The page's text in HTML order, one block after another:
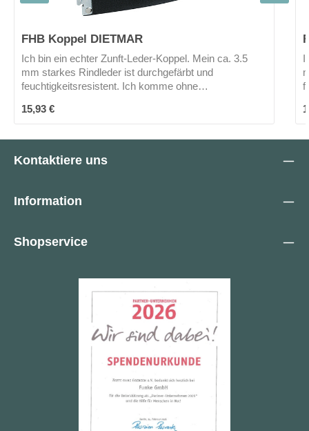
FHB Koppel DIETMAR
Ich bin ein echter Zunft-Leder-Koppel. Mein ca. 3.5
mm starkes Rindleder ist durchgefärbt und
feuchtigkeitsresistent. Ich komme ohne
schwarz. Dank meiner Breite von 40 mm passe ich in
fast alle Hosen.Gefertigt werde ich in der Nähe von
Bielfeld - also made in Germany!
Regulärer Preis:
15,93 €
Kontaktiere uns
Information
Shopservice